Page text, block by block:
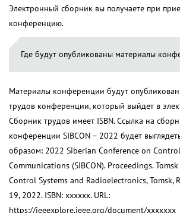
Электронный сборник вы получаете при
конференцию.
Где будут опубликованы материалы
Материалы конференции будут
трудов конференции, который выйдет в
Сборник трудов имеет ISBN. Ссылка на
конференции SIBCON – 2022 будет
образом: 2022 Siberian Conference on
Communications (SIBCON). Proceedings.
Control Systems and Radioelectronics, Tomsk,
19, 2022. ISBN: xxxxxx. URL:
https://ieeexplore.ieee.org/document/xxxxxxx